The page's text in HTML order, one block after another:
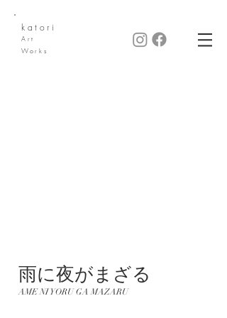
katori
Art
Works
雨に夜がまざる
AME NI YORU GA MAZARU